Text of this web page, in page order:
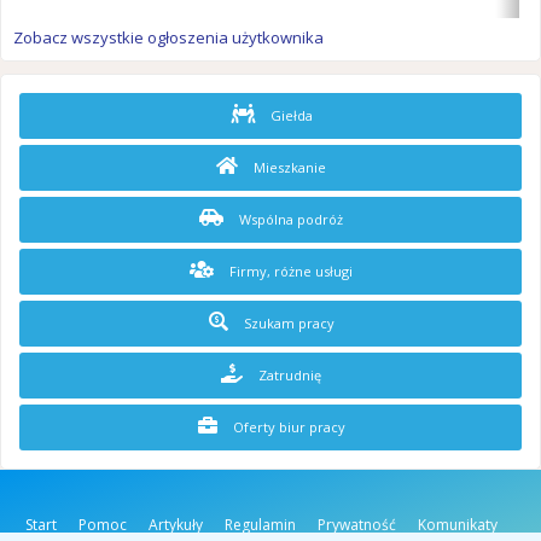
Zobacz wszystkie ogłoszenia użytkownika
Giełda
Mieszkanie
Wspólna podróż
Firmy, różne usługi
Szukam pracy
Zatrudnię
Oferty biur pracy
Start Pomoc Artykuły Regulamin Prywatność
Komunikaty